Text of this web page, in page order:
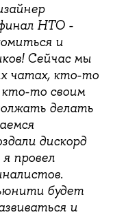
НТО -
и
Сейчас мы
чатах, кто-то
кто-то своим
делать
дискорд
провел
будет
и